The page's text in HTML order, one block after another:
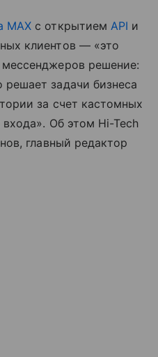
MAX с открытием API и
клиентов — «это
решение:
задачи бизнеса
за счет кастомных
Об этом Hi-Tech
главный редактор